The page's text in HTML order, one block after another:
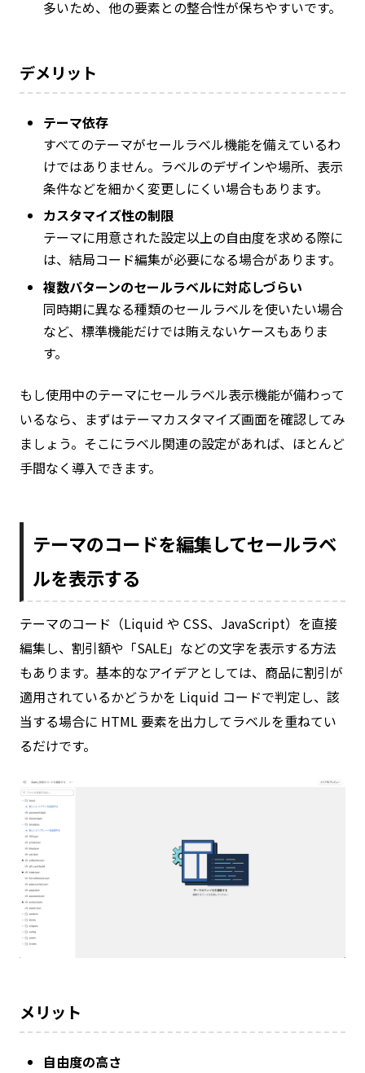
多いため、他の要素との整合性が保ちやすいです。
デメリット
テーマ依存
すべてのテーマがセールラベル機能を備えているわ
けではありません。ラベルのデザインや場所、表示
条件などを細かく変更しにくい場合もあります。
カスタマイズ性の制限
テーマに用意された設定以上の自由度を求める際に
は、結局コード編集が必要になる場合があります。
複数パターンのセールラベルに対応しづらい
同時期に異なる種類のセールラベルを使いたい場合
など、標準機能だけでは賄えないケースもありま
す。
もし使用中のテーマにセールラベル表示機能が備わって
いるなら、まずはテーマカスタマイズ画面を確認してみ
ましょう。そこにラベル関連の設定があれば、ほとんど
手間なく導入できます。
テーマのコードを編集してセールラベ
ルを表示する
テーマのコード（Liquid や CSS、JavaScript）を直接
編集し、割引額や「SALE」などの文字を表示する方法
もあります。基本的なアイデアとしては、商品に割引が
適用されているかどうかを Liquid コードで判定し、該
当する場合に HTML 要素を出力してラベルを重ねてい
るだけです。
メリット
自由度の高さ